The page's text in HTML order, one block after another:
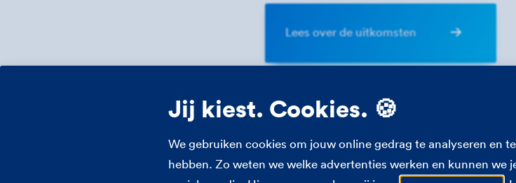
Lees over de uitkomsten
Veelgestelde vragen
Jij kiest. Cookies. 🍪
We gebruiken cookies om jouw online gedrag te analyseren en
hebben. Zo weten we welke advertenties werken en kunnen we